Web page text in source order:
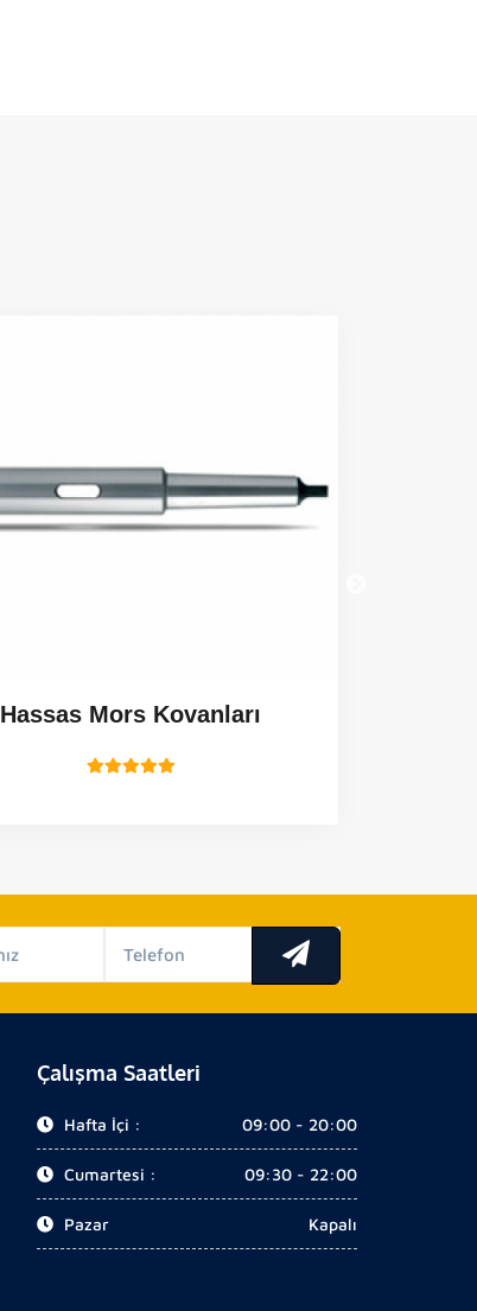
Hassas Mors Kovanları
Çalışma Saatleri
Hafta İçi : 09:00 - 20:00
Cumartesi : 09:30 - 22:00
Pazar Kapalı